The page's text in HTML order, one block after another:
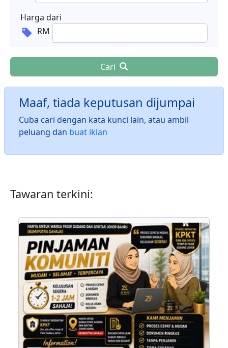
Harga dari
RM
Cari
Maaf, tiada keputusan dijumpai
Cuba cari dengan kata kunci lain, atau ambil
peluang dan buat iklan
Tawaran terkini: